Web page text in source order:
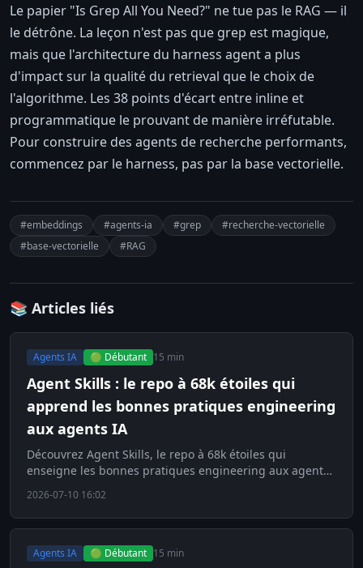
Le papier "Is Grep All You Need?" ne tue pas le RAG — il
le détrône. La leçon n'est pas que grep est magique,
mais que l'architecture du harness agent a plus
d'impact sur la qualité du retrieval que le choix de
l'algorithme. Les 38 points d'écart entre inline et
programmatique le prouvant de manière irréfutable.
Pour construire des agents de recherche performants,
commencez par le harness, pas par la base vectorielle.
#embeddings #agents-ia #grep
#recherche-vectorielle
#base-vectorielle
#RAG
📚 Articles liés
Agents IA 🟢 Débutant 15 min
Agent Skills : le repo à 68k étoiles qui
apprend les bonnes pratiques engineering
aux agents IA
Découvrez Agent Skills, le repo à 68k étoiles qui
enseigne les bonnes pratiques engineering aux agents
2026-07-10 16:02
Agents IA 🟢 Débutant 15 min